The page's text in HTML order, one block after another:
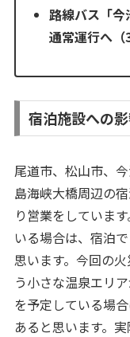
路線バス「
通常運行へ（
宿泊施設への
尾道市、松山市、
島海峡大橋周辺の
り営業をしていま
いる場合は、宿泊
思います。今回の
う小さな温泉エリ
を予定している場
あると思います。